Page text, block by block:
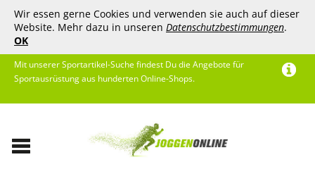
Wir essen gerne Cookies und verwenden sie auch auf dieser
Website. Mehr dazu in unseren Datenschutzbestimmungen.
OK
Mit unserer Sportartikel-Suche findest Du die Angebote für
Sportausrüstung aus hunderten Online-Shops.